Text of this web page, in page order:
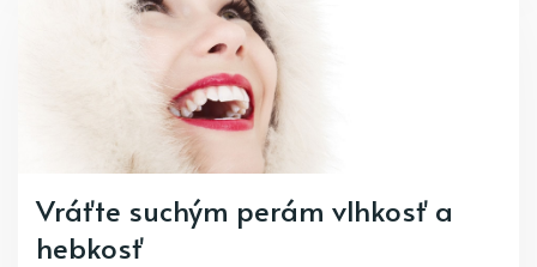
Vráťte suchým perám vlhkosť a
hebkosť